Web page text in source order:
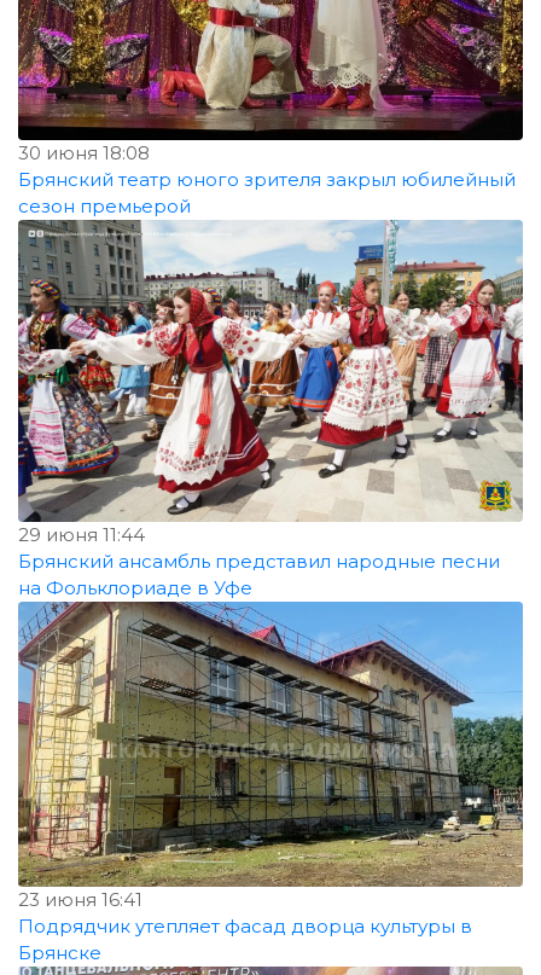
30 июня 18:08
Брянский театр юного зрителя закрыл юбилейный
сезон премьерой
29 июня 11:44
Брянский ансамбль представил народные песни
на Фольклориаде в Уфе
23 июня 16:41
Подрядчик утепляет фасад дворца культуры в
Брянске